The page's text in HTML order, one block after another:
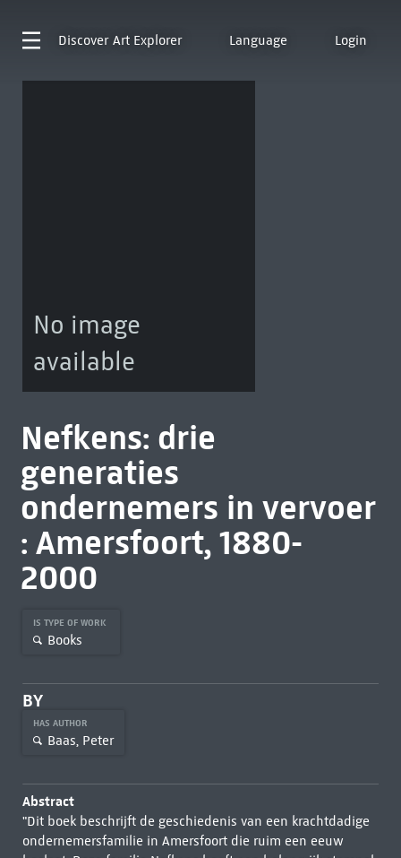
Discover Art Explorer Language Login
No image
available
Nefkens: drie
generaties
ondernemers in vervoer
: Amersfoort, 1880-
2000
IS TYPE OF WORK
Books
BY
HAS AUTHOR
Baas, Peter
Abstract
"Dit boek beschrijft de geschiedenis van een krachtdadige
ondernemersfamilie in Amersfoort die ruim een eeuw